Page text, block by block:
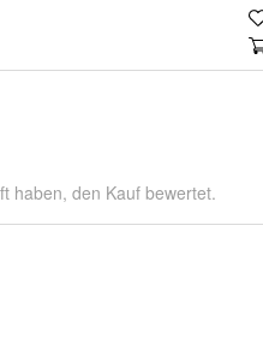
haben, den Kauf bewertet.